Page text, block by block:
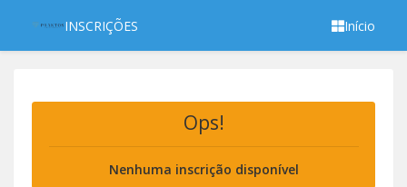
INSCRIÇÕES Início
Ops!
Nenhuma inscrição disponível